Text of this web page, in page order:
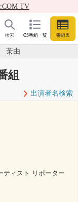
TV
CS番組一覧 番組表
検索
茉由
組
出演者名検索
ティスト リポーター